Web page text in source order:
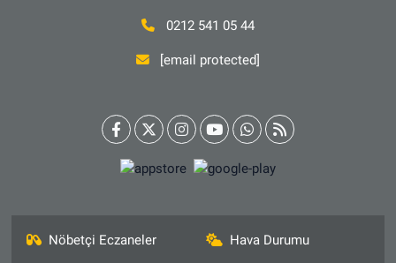
0212 541 05 44
[email protected]
Nöbetçi Eczaneler Hava Durumu